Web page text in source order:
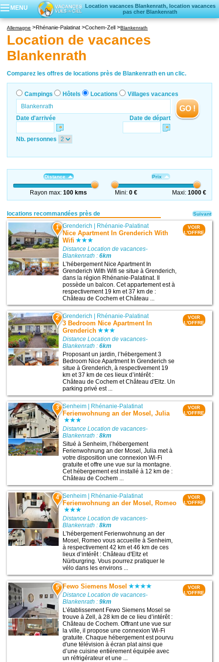
MENU
Location vacances Blankenrath, location vacances
pas cher Blankenrath
Locations vacances
Villages vacances
Allemagne Rhénanie-Palatinat Cochem-Zell Blankenrath
Location de vacances
Blankenrath
Comparez les offres de locations près de Blankenrath en un clic.
Campings Hôtels Locations Villages vacances
Date d'arrivée Date de départ
GO !
Nb. personnes
Distance
Rayon max:100 kms
Prix
Mini:0 € Maxi: 1000 €
locations recommandées près de
1 Grenderich | Rhénanie-Palatinat
Nice Apartment In Grenderich With
Wifi
Distance Location de vacances-
Blankenrath :6km
L’hébergement Nice Apartment In
Grenderich With Wifi se situe à Grenderich,
dans la région Rhénanie-Palatinat. Il
possède un balcon. Cet appartement est à
respectivement 19 km et 37 km de :
Château de Cochem et Château ...
VOIR
L'OFFRE
2 Grenderich Rhénanie-Palatinat
3 Bedroom Nice Apartment In
Grenderich
Distance Location de vacances-
Blankenrath :6km
Proposant un jardin, l’hébergement 3
Bedroom Nice Apartment In Grenderich se
situe à Grenderich, à respectivement 19
km et 37 km de ces lieux d’intérêt :
Château de Cochem et Château d'Eltz. Un
parking privé est ...
VOIR
L'OFFRE
3 Senheim Rhénanie-Palatinat
Ferienwohnung an der Mosel, Julia
Distance Location de vacances-
Blankenrath :8km
Situé à Senheim, l’hébergement
Ferienwohnung an der Mosel, Julia met à
votre disposition une connexion Wi-Fi
gratuite et offre une vue sur la montagne.
Cet hébergement est installé à 12 km de :
Château de Cochem ...
VOIR
L'OFFRE
4 Senheim Rhénanie-Palatinat
Ferienwohnung an der Mosel, Romeo
Distance Location de vacances-
Blankenrath :8km
L’hébergement Ferienwohnung an der
Mosel, Romeo vous accueille à Senheim,
à respectivement 42 km et 46 km de ces
lieux d’intérêt : Château d'Eltz et
Nürburgring. Vous pourrez pratiquer le
vélo dans les environs ...
VOIR
L'OFFRE
5 Fewo Siemens Mosel
Distance Location de vacances-
Blankenrath :9km
L’établissement Fewo Siemens Mosel se
trouve à Zell, à 28 km de ce lieu d’intérêt :
Château de Cochem. Offrant une vue sur
la ville, il propose une connexion Wi-Fi
gratuite. Chaque hébergement est pourvu
d'une télévision à écran plat ainsi que
d’une cuisine entièrement équipée avec
un réfrigérateur et une ...
VOIR
L'OFFRE
Suivant